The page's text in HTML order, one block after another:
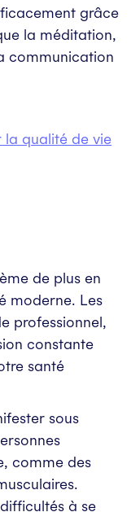
grâce
la méditation,
communication
qualité de vie
de plus en
moderne. Les
professionnel,
constante
santé
sous
comme des
à se